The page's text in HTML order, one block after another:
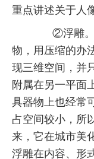
重点讲述关于人
②浮雕。
物，用压缩的办
现三维空间，并
附属在另一平面
具器物上也经常
占空间较小，所
来，它在城市美
浮雕在内容、形